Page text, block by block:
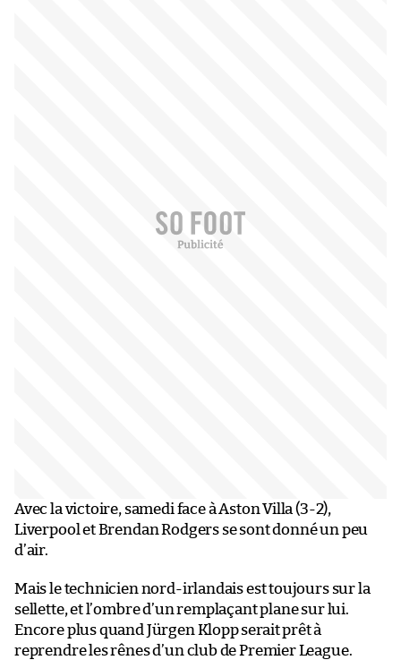
Avec la victoire, samedi face à Aston Villa (3-2),
Liverpool et Brendan Rodgers se sont donné un peu
d’air.
Mais le technicien nord-irlandais est toujours sur la
sellette, et l’ombre d’un remplaçant plane sur lui.
Encore plus quand Jürgen Klopp serait prêt à
reprendre les rênes d’un club de Premier League.